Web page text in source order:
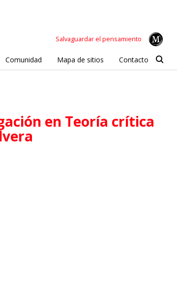
Salvaguardar el pensamiento
Comunidad Mapa de sitios Contacto